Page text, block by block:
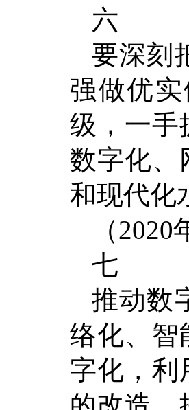
六
要深刻
强做优
级，一手
数字化、
和现代化
（
七
推动数
络化、智
字化，利